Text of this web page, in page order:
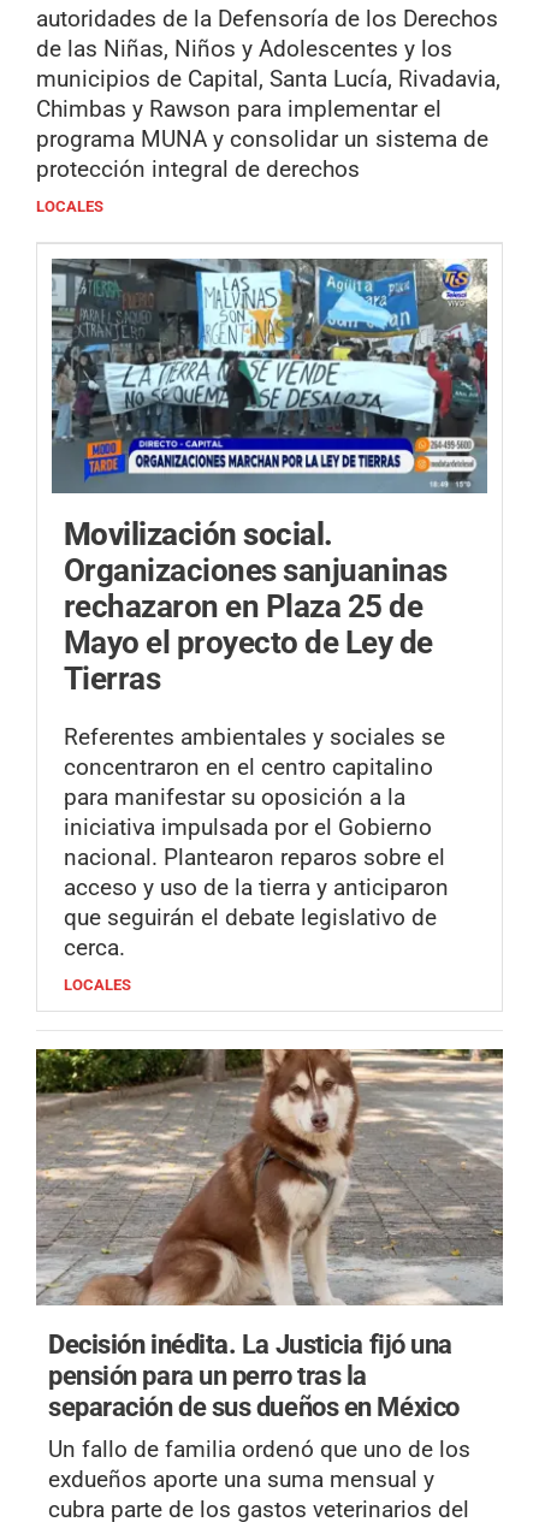
autoridades de la Defensoría de los Derechos
de las Niñas, Niños y Adolescentes y los
municipios de Capital, Santa Lucía, Rivadavia,
Chimbas y Rawson para implementar el
programa MUNA y consolidar un sistema de
protección integral de derechos
LOCALES
Movilización social.
Organizaciones sanjuaninas
rechazaron en Plaza 25 de
Mayo el proyecto de Ley de
Tierras
Referentes ambientales y sociales se
concentraron en el centro capitalino
para manifestar su oposición a la
iniciativa impulsada por el Gobierno
nacional. Plantearon reparos sobre el
acceso y uso de la tierra y anticiparon
que seguirán el debate legislativo de
cerca.
LOCALES
Decisión inédita. La Justicia fijó una
pensión para un perro tras la
separación de sus dueños en México
Un fallo de familia ordenó que uno de los
exdueños aporte una suma mensual y
cubra parte de los gastos veterinarios del